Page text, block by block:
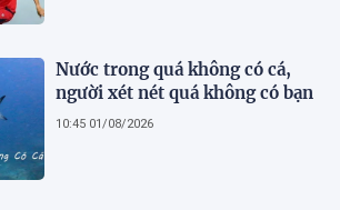
Nước trong quá không có cá,
người xét nét quá không có bạn
10:45 01/08/2026